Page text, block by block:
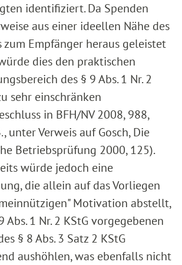
identifiziert. Da Spenden
aus einer ideellen Nähe des
zum Empfänger heraus geleistet
dies den praktischen
des § 9 Abs. 1 Nr. 2
sehr einschränken
in BFH/NV 2008, 988,
unter Verweis auf Gosch, Die
Betriebsprüfung 2000, 125).
würde jedoch eine
die allein auf das Vorliegen
Motivation abstellt,
Abs. 1 Nr. 2 KStG vorgegebenen
§ 8 Abs. 3 Satz 2 KStG
aushöhlen, was ebenfalls nicht